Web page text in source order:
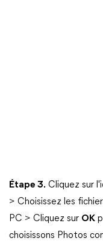
Étape 3. Cliquez sur
> Choisissez les
PC > Cliquez sur OK
choisissons Photos